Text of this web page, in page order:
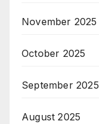
November 2025
October 2025
September 2025
August 2025